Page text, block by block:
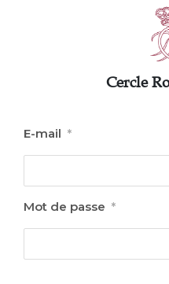
Cercle
E-mail *
Mot de passe *